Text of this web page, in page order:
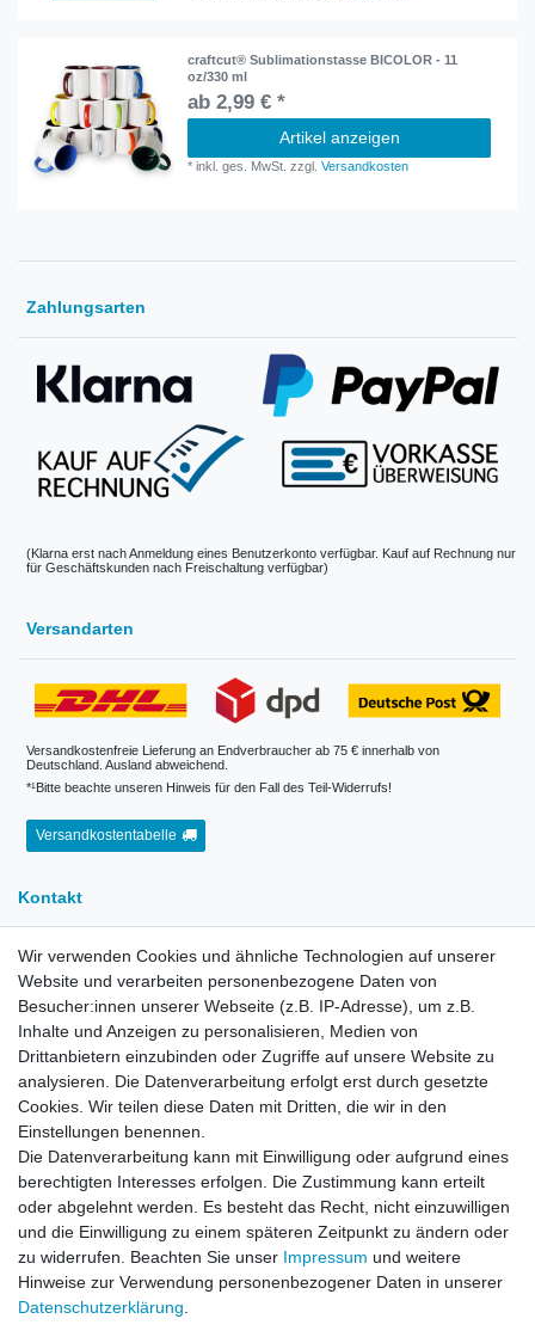
craftcut® Sublimationstasse BICOLOR - 11
oz/330 ml
ab 2,99 € *
Artikel anzeigen
*inkl. ges. MwSt. zzgl.Versandkosten
Zahlungsarten
(Klarna erst nach Anmeldung eines Benutzerkonto verfügbar. Kauf auf Rechnung nur
für Geschäftskunden nach Freischaltung verfügbar)
Versandarten
Versandkostenfreie Lieferung an Endverbraucher ab 75 € innerhalb von
Deutschland. Ausland abweichend.
*¹Bitte beachte unseren Hinweis für den Fall des Teil-Widerrufs!
Versandkostentabelle
Kontakt
E-Mail:info[at]kreativplotter.de
Telefon:0202-87063640
Öffnungszeiten:
Montag bis Freitag von 8.30 - 15.30 Uhr
Kontaktformular
Informationen
Registrieren
Widerrufsrecht
Datenschutzerklärung
AGB
Wir verwenden Cookies und ähnliche Technologien auf unserer
Website und verarbeiten personenbezogene Daten von
Besucher:innen unserer Webseite (z.B. IP-Adresse), um z.B.
Inhalte und Anzeigen zu personalisieren, Medien von
Drittanbietern einzubinden oder Zugriffe auf unsere Website zu
analysieren. Die Datenverarbeitung erfolgt erst durch gesetzte
Cookies. Wir teilen diese Daten mit Dritten, die wir in den
Einstellungen benennen.
Die Datenverarbeitung kann mit Einwilligung oder aufgrund eines
berechtigten Interesses erfolgen. Die Zustimmung kann erteilt
oder abgelehnt werden. Es besteht das Recht, nicht einzuwilligen
und die Einwilligung zu einem späteren Zeitpunkt zu ändern oder
zu widerrufen. Beachten Sie unser Impressum und weitere
Hinweise zur Verwendung personenbezogener Daten in unserer
Daten­schutz­erklärung